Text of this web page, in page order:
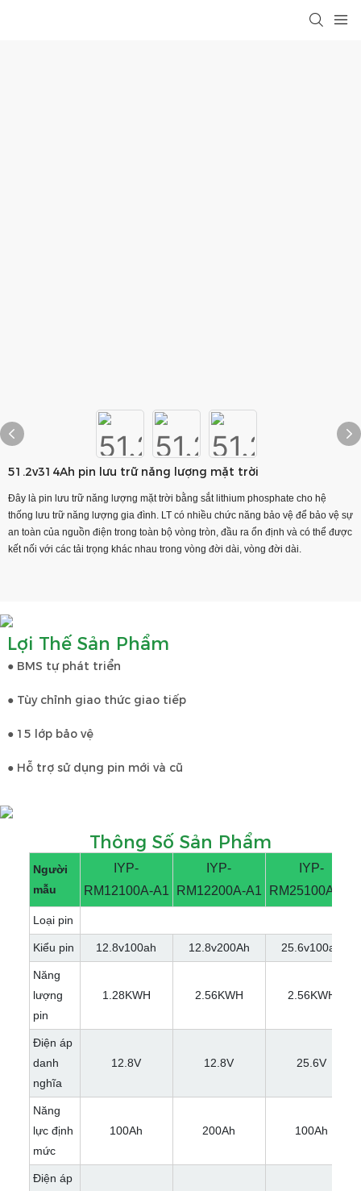
51.2v314Ah pin lưu trữ năng lượng mặt trời
Đây là pin lưu trữ năng lượng mặt trời bằng sắt lithium phosphate cho hệ
thống lưu trữ năng lượng gia đình. LT có nhiều chức năng bảo vệ để bảo vệ sự
an toàn của nguồn điện trong toàn bộ vòng tròn, đầu ra ổn định và có thể được
kết nối với các tải trọng khác nhau trong vòng đời dài, vòng đời dài.
Lợi Thế Sản Phẩm
● BMS tự phát triển
● Tùy chỉnh giao thức giao tiếp
● 15 lớp bảo vệ
● Hỗ trợ sử dụng pin mới và cũ
Thông Số Sản Phẩm
Người
mẫu
IYP-
RM12100A-A1
IYP-
RM12200A-A1
IYP-
RM25100A-A1
Loại pin
Kiểu pin 12.8v100ah 12.8v200Ah 25.6v100ah
Năng
lượng
pin
1.28KWH 2.56KWH 2.56KWH
Điện áp
danh
nghĩa
12.8V 12.8V 25.6V
Năng
lực định
mức
100Ah 200Ah 100Ah
Điện áp